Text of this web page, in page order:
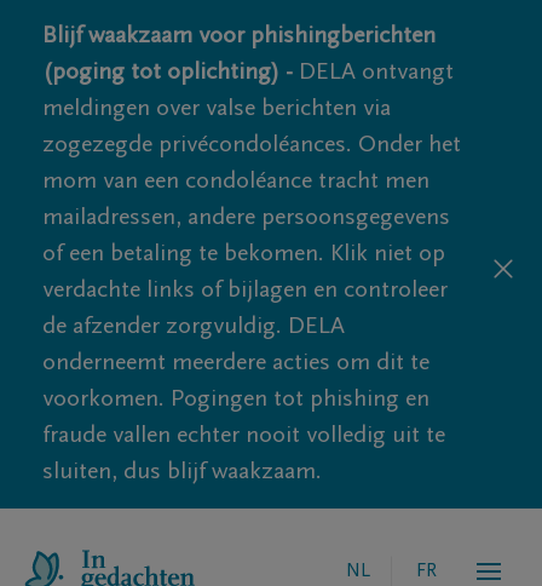
Blijf waakzaam voor phishingberichten
(poging tot oplichting) - DELA ontvangt
meldingen over valse berichten via
zogezegde privécondoléances. Onder het
mom van een condoléance tracht men
mailadressen, andere persoonsgegevens
of een betaling te bekomen. Klik niet op
verdachte links of bijlagen en controleer
de afzender zorgvuldig. DELA
onderneemt meerdere acties om dit te
voorkomen. Pogingen tot phishing en
fraude vallen echter nooit volledig uit te
sluiten, dus blijf waakzaam.
NL FR